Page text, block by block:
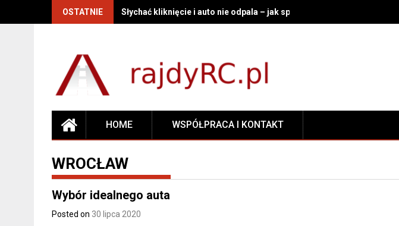
OSTATNIE Słychać kliknięcie i auto nie odpala – jak sprawdzić, czy winny jest
HOME WSPÓŁPRACA I KONTAKT
WROCŁAW
Wybór idealnego auta
Posted on 30 lipca 2020